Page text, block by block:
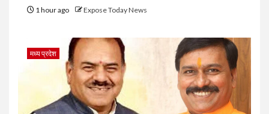
1 hour ago Expose Today News
मध्य प्रदेश